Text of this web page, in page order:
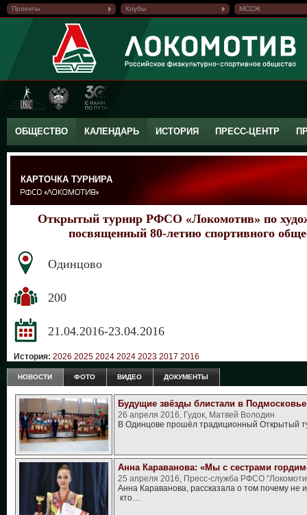
Проекты Клубы МССЖ
ОБЩЕСТВО КАЛЕНДАРЬ ИСТОРИЯ ПРЕСС-ЦЕНТР
КАРТОЧКА ТУРНИРА
Открытый турнир РФСО «Локомотив» по
посвященный 80-летию спортивного
Одинцово
200
21.04.2016-23.04.2016
История: 2026 2025 2024 2024 2023 2017 2016
НОВОСТИ ФОТО ВИДЕО ДОКУМЕНТЫ
Будущие звёзды блистали в Подмосковье
26 апреля 2016, Гудок, Матвей Володин
В Одинцове прошёл традиционный
Анна Караванова: «Мы с сестрами
25 апреля 2016, Пресс-служба РФСО
Анна Караванова, рассказала о том почему не
кто…